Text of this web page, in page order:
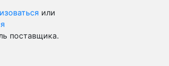
или
поставщика.